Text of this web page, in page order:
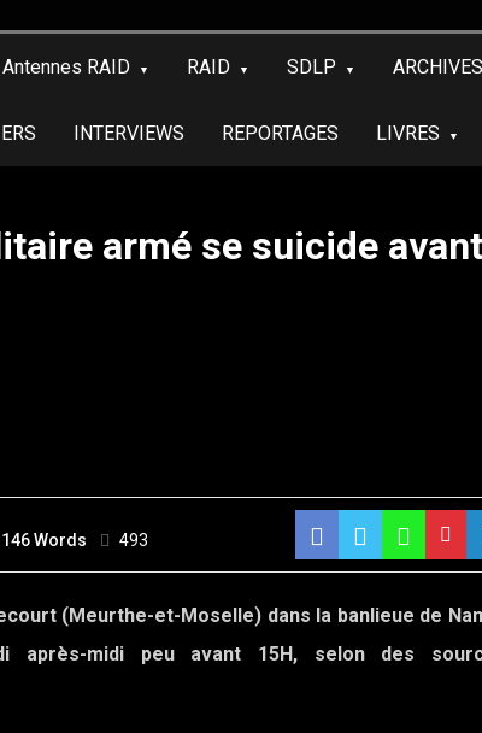
RAID RAID SDLP ARCHIVES
INTERVIEWS REPORTAGES LIVRES
armé se suicide
146 Words 493
(Meurthe-et-Moselle) dans la banlieue de
après-midi peu avant 15H, selon des